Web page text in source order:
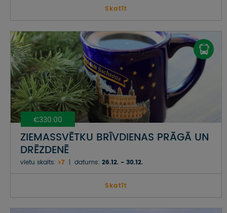
Skatīt
€330.00
ZIEMASSVĒTKU BRĪVDIENAS PRĀGĀ UN
DRĒZDENĒ
vietu skaits: >7 datums: 26.12. - 30.12.
Skatīt